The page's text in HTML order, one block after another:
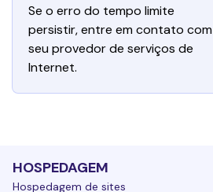
Se o erro do tempo limite
persistir, entre em contato com
seu provedor de serviços de
Internet.
HOSPEDAGEM
Hospedagem de sites